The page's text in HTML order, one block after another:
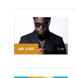
448 VUES © DR